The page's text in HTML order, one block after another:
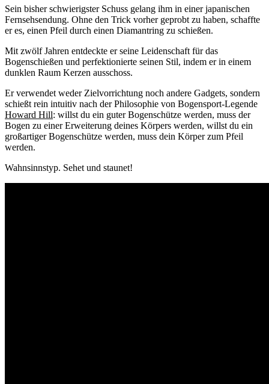
Sein bisher schwierigster Schuss gelang ihm in einer japanischen
Fernsehsendung. Ohne den Trick vorher geprobt zu haben, schaffte
er es, einen Pfeil durch einen Diamantring zu schießen.
Mit zwölf Jahren entdeckte er seine Leidenschaft für das
Bogenschießen und perfektionierte seinen Stil, indem er in einem
dunklen Raum Kerzen ausschoss.
Er verwendet weder Zielvorrichtung noch andere Gadgets, sondern
schießt rein intuitiv nach der Philosophie von Bogensport-Legende
Howard Hill: willst du ein guter Bogenschütze werden, muss der
Bogen zu einer Erweiterung deines Körpers werden, willst du ein
großartiger Bogenschütze werden, muss dein Körper zum Pfeil
werden.
Wahnsinnstyp. Sehet und staunet!